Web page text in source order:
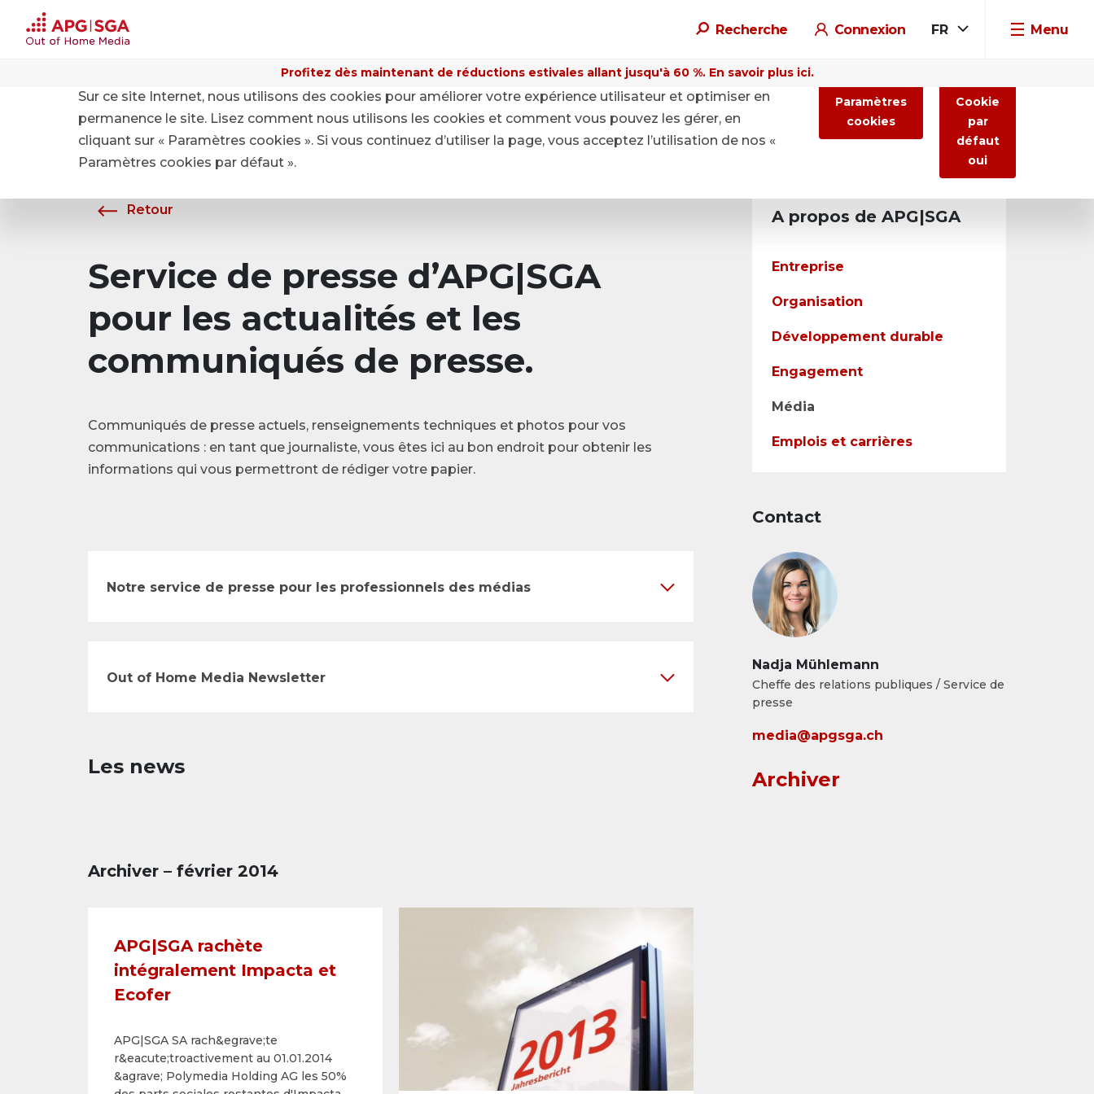
Recherche Connexion FR Menu
Profitez dès maintenant de réductions estivales allant jusqu'à 60 %. En savoir plus ici.
A propos de APG|SGA
Retour
Service de presse d’APG|SGA
pour les actualités et les
communiqués de presse.
Communiqués de presse actuels, renseignements techniques et photos pour vos
communications : en tant que journaliste, vous êtes ici au bon endroit pour obtenir les
informations qui vous permettront de rédiger votre papier.
Notre service de presse pour les professionnels des médias
Out of Home Media Newsletter
Les news
Archiver – février 2014
APG|SGA rachète
intégralement Impacta et
Ecofer
APG|SGA SA rach&egrave;te
r&eacute;troactivement au 01.01.2014
&agrave; Polymedia Holding AG les 50%
A propos de APG|SGA
Entreprise
Organisation
Développement durable
Engagement
Média
Emplois et carrières
Contact
Nadja Mühlemann
Cheffe des relations publiques / Service de
presse
media@apgsga.ch
Archiver
Sur ce site Internet, nous utilisons des cookies pour améliorer votre expérience utilisateur et optimiser en
permanence le site. Lisez comment nous utilisons les cookies et comment vous pouvez les gérer, en
cliquant sur « Paramètres cookies ». Si vous continuez d’utiliser la page, vous acceptez l’utilisation de nos «
Paramètres cookies par défaut ».
Paramètres
cookies
Cookie
par
défaut
oui